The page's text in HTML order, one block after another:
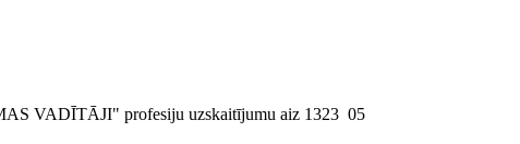
VADĪTĀJI" profesiju uzskaitījumu aiz 1323 05